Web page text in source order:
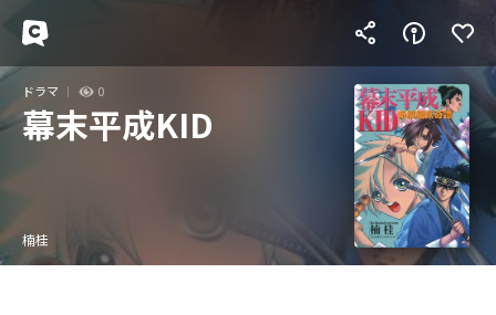
ドラマ 0
幕末平成KID
楠桂